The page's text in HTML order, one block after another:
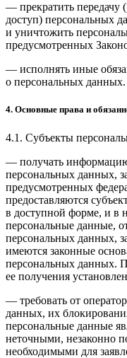
— прекратить передачу
доступ) персональных
и уничтожить
предусмотренных
— исполнять иные
о персональных данных.
4. Основные права и
4.1. Субъекты
— получать
персональных данных,
предусмотренных
предоставляются
в доступной форме, и в
персональные данные,
персональных данных,
имеются законные
персональных данных.
ее получения
— требовать от
данных, их
персональные данные
неточными, незаконно
необходимыми для